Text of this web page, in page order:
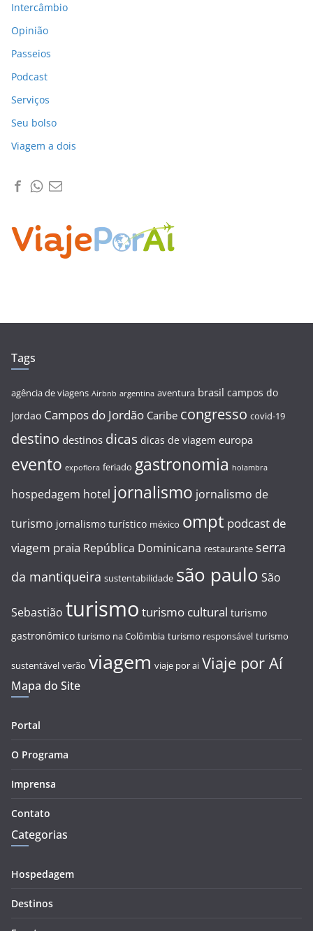
Intercâmbio
Opinião
Passeios
Podcast
Serviços
Seu bolso
Viagem a dois
Tags
agência de viagens Airbnb argentina aventura brasil campos do
Jordao Campos do Jordão Caribe congresso covid-19
destino destinos dicas dicas de viagem europa
evento expoflora feriado gastronomia holambra
hospedagem hotel jornalismo jornalismo de
turismo jornalismo turístico méxico ompt podcast de
viagem praia República Dominicana restaurante serra
da mantiqueira sustentabilidade são paulo São
Sebastião turismo turismo cultural turismo
gastronômico turismo na Colômbia turismo responsável turismo
sustentável verão viagem viaje por ai Viaje por Aí
Mapa do Site
Portal
O Programa
Imprensa
Contato
Categorias
Hospedagem
Destinos